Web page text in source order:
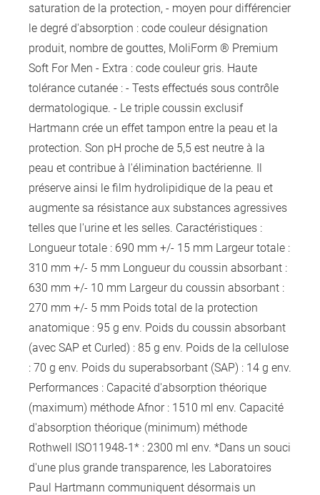
saturation de la protection, - moyen pour différencier
le degré d'absorption : code couleur désignation
produit, nombre de gouttes, MoliForm ® Premium
Soft For Men - Extra : code couleur gris. Haute
tolérance cutanée : - Tests effectués sous contrôle
dermatologique. - Le triple coussin exclusif
Hartmann crée un effet tampon entre la peau et la
protection. Son pH proche de 5,5 est neutre à la
peau et contribue à l'élimination bactérienne. Il
préserve ainsi le film hydrolipidique de la peau et
augmente sa résistance aux substances agressives
telles que l'urine et les selles. Caractéristiques :
Longueur totale : 690 mm +/- 15 mm Largeur totale :
310 mm +/- 5 mm Longueur du coussin absorbant :
630 mm +/- 10 mm Largeur du coussin absorbant :
270 mm +/- 5 mm Poids total de la protection
anatomique : 95 g env. Poids du coussin absorbant
(avec SAP et Curled) : 85 g env. Poids de la cellulose
: 70 g env. Poids du superabsorbant (SAP) : 14 g env.
Performances : Capacité d'absorption théorique
(maximum) méthode Afnor : 1510 ml env. Capacité
d'absorption théorique (minimum) méthode
Rothwell ISO11948-1* : 2300 ml env. *Dans un souci
d'une plus grande transparence, les Laboratoires
Paul Hartmann communiquent désormais un